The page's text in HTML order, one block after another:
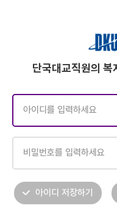
단국대교직원의
아이디 저장하기